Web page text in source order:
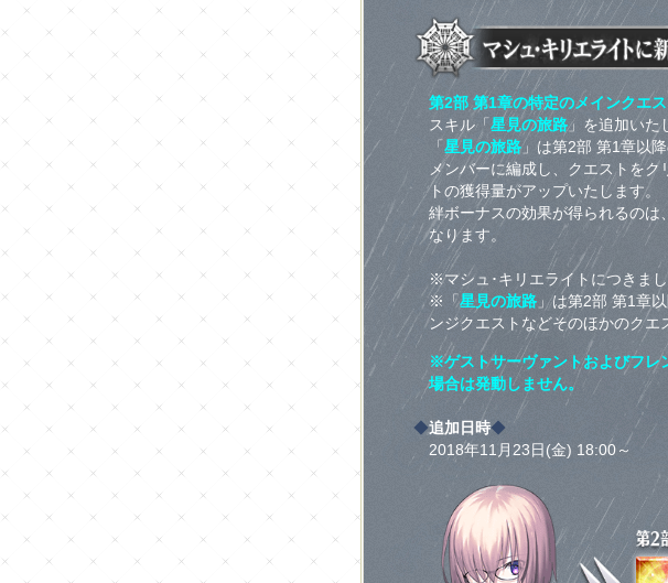
第2部 第1章の特定のメインクエ
スキル「星見の旅路」を追加いた
「星見の旅路」は第2部 第1章以
メンバーに編成し、クエストを
トの獲得量がアップいたします。
絆ボーナスの効果が得られるのは
なります。
※マシュ･キリエライトにつきま
※「星見の旅路 」は第2部 第1章
ンジクエストなどそのほかのクエ
※ゲストサーヴァントおよびフレ
場合は発動しません。
◆追加日時◆
2018年11月23日(金) 18:00～